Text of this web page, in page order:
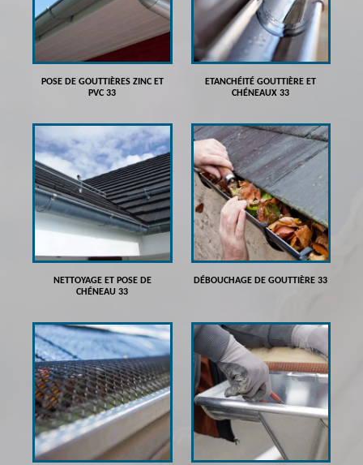
POSE DE GOUTTIÈRES ZINC ET
PVC 33
ETANCHÉITÉ GOUTTIÈRE ET
CHÉNEAUX 33
NETTOYAGE ET POSE DE
CHÉNEAU 33
DÉBOUCHAGE DE GOUTTIÈRE 33